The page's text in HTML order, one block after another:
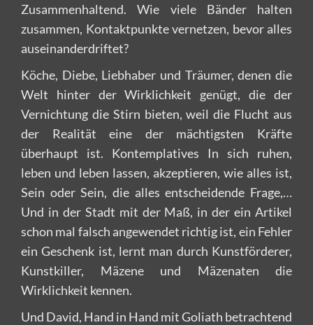
Zusammenhaltend. Wie viele Bänder halten
zusammen, Kontaktpunkte vernetzen, bevor alles
auseinanderdriftet?
Köche, Diebe, Liebhaber und Träumer, denen die
Welt hinter der Wirklichkeit genügt, die der
Vernichtung die Stirn bieten, weil die Flucht aus
der Realität eine der mächtigsten Kräfte
überhaupt ist. Kontemplatives In sich ruhen,
leben und leben lassen, akzeptieren, wie alles ist,
Sein oder Sein, die alles entscheidende Frage,…
Und in der Stadt mit der Maß, in der ein Artikel
schon mal falsch angewendet richtig ist, ein Fehler
ein Geschenk ist, lernt man durch Kunstförderer,
Kunstkiller, Mäzene und Mäzenaten die
Wirklichkeit kennen.
Und David, Hand in Hand mit Goliath betrachtend